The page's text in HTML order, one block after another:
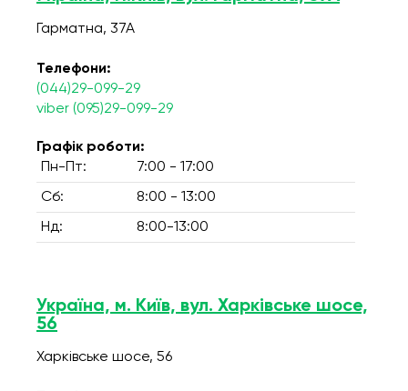
Гарматна, 37А
Телефони:
(044)29-099-29
viber (095)29-099-29
Графік роботи:
Пн-Пт:
7:00 - 17:00
Сб: 8:00 - 13:00
Нд: 8:00-13:00
Україна, м. Київ, вул. Харківське шосе,
56
Харківське шосе, 56